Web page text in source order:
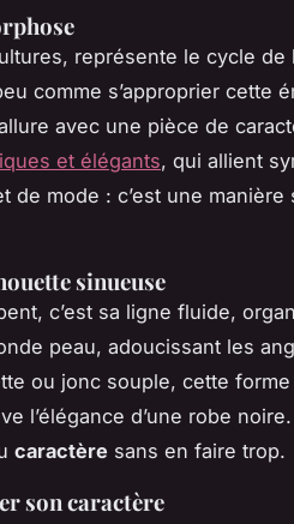
représente le cycle de
comme s’approprier cette
avec une pièce de
et élégants, qui allient
de mode : c’est une
sinueuse
c’est sa ligne fluide,
peau, adoucissant les
ou jonc souple, cette
l’élégance d’une robe noire.
caractère sans en faire trop.
son caractère